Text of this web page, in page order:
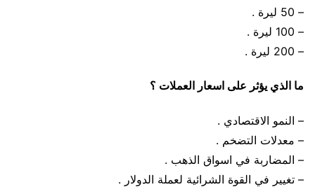
– 50 ليرة .
– 100 ليرة .
– 200 ليرة .
ما الذي يؤثر على اسعار العملات ؟
– النمو الاقتصادي .
– معدلات التضخم .
– المضاربة في اسواق الذهب .
– تغيير في القوة الشرائية لعملة الدولار .